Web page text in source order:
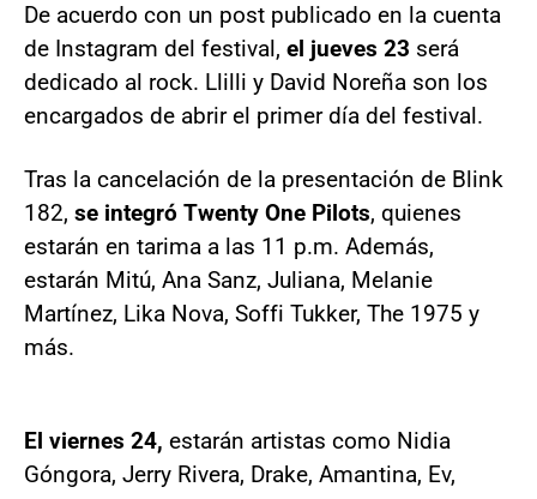
De acuerdo con un post publicado en la cuenta
de Instagram del festival, el jueves 23 será
dedicado al rock. Llilli y David Noreña son los
encargados de abrir el primer día del festival.
Tras la cancelación de la presentación de Blink
182, se integró Twenty One Pilots, quienes
estarán en tarima a las 11 p.m. Además,
estarán Mitú, Ana Sanz, Juliana, Melanie
Martínez, Lika Nova, Soffi Tukker, The 1975 y
más.
El viernes 24, estarán artistas como Nidia
Góngora, Jerry Rivera, Drake, Amantina, Ev,